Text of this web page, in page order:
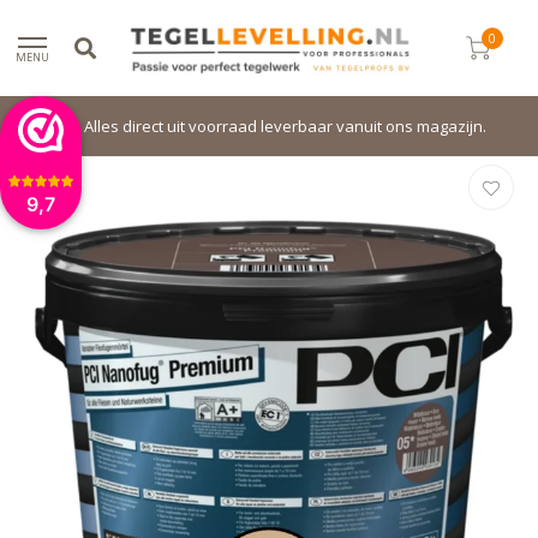
9,7
MENU
0
Alles direct uit voorraad leverbaar vanuit ons magazijn.